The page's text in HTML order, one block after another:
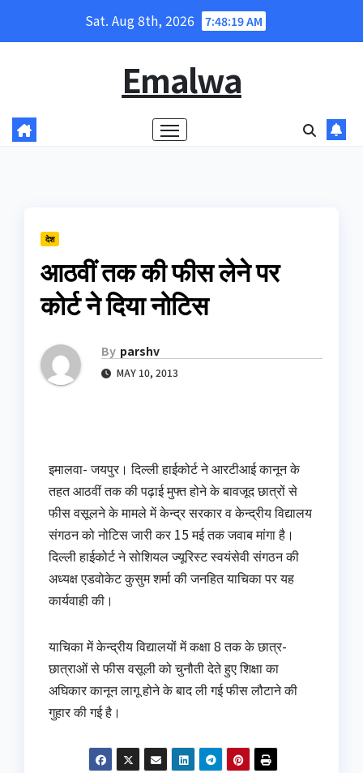
Sat. Aug 8th, 2026 7:48:20 AM
Emalwa
देश
आठवीं तक की फीस लेने पर
कोर्ट ने दिया नोटिस
By parshv
MAY 10, 2013
इमालवा- जयपुर। दिल्ली हाईकोर्ट ने आरटीआई कानून के
तहत आठवीं तक की पढ़ाई मुफ्त होने के बावजूद छात्रों से
फीस वसूलने के मामले में केन्द्र सरकार व केन्द्रीय विद्यालय
संगठन को नोटिस जारी कर 15 मई तक जवाब मांगा है।
दिल्ली हाईकोर्ट ने सोशियल ज्यूरिस्ट स्वयंसेवी संगठन की
अध्यक्ष एडवोकेट कुसुम शर्मा की जनहित याचिका पर यह
कार्यवाही की।
याचिका में केन्द्रीय विद्यालयों में कक्षा 8 तक के छात्र-
छात्राओं से फीस वसूली को चुनौती देते हुए शिक्षा का
अघिकार कानून लागू होने के बाद ली गई फीस लौटाने की
गुहार की गई है।